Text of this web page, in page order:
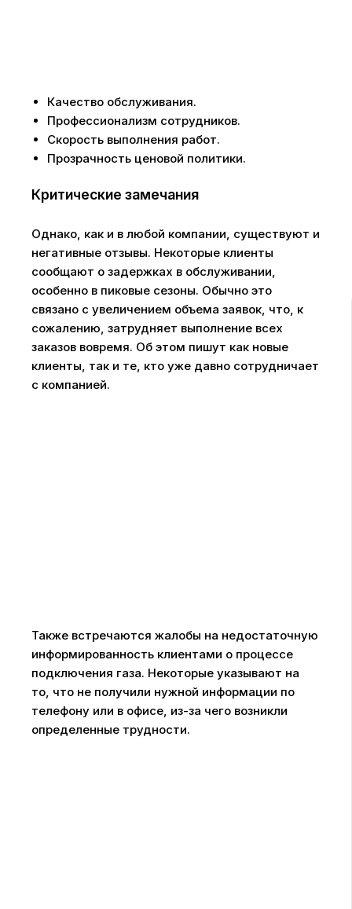
Качество обслуживания.
Профессионализм сотрудников.
Скорость выполнения работ.
Прозрачность ценовой политики.
Критические замечания
Однако, как и в любой компании, существуют и
негативные отзывы. Некоторые клиенты
сообщают о задержках в обслуживании,
особенно в пиковые сезоны. Обычно это
связано с увеличением объема заявок, что, к
сожалению, затрудняет выполнение всех
заказов вовремя. Об этом пишут как новые
клиенты, так и те, кто уже давно сотрудничает
с компанией.
Также встречаются жалобы на недостаточную
информированность клиентами о процессе
подключения газа. Некоторые указывают на
то, что не получили нужной информации по
телефону или в офисе, из-за чего возникли
определенные трудности.